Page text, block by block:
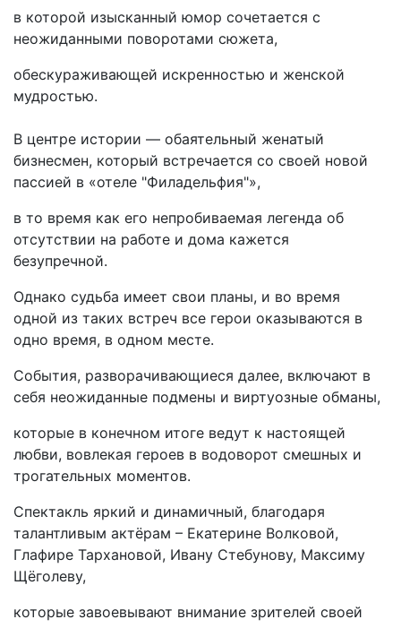
в которой изысканный юмор сочетается с
неожиданными поворотами сюжета,
обескураживающей искренностью и женской
мудростью.
В центре истории — обаятельный женатый
бизнесмен, который встречается со своей новой
пассией в «отеле "Филадельфия"»,
в то время как его непробиваемая легенда об
отсутствии на работе и дома кажется
безупречной.
Однако судьба имеет свои планы, и во время
одной из таких встреч все герои оказываются в
одно время, в одном месте.
События, разворачивающиеся далее, включают в
себя неожиданные подмены и виртуозные обманы,
которые в конечном итоге ведут к настоящей
любви, вовлекая героев в водоворот смешных и
трогательных моментов.
Спектакль яркий и динамичный, благодаря
талантливым актёрам – Екатерине Волковой,
Глафире Тархановой, Ивану Стебунову, Максиму
Щёголеву,
которые завоевывают внимание зрителей своей